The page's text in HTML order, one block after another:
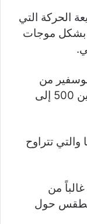
الحركة التي
بشكل موجات
من
الغلاف الجوي وقد يصل عرضها ما بين 500 إلى
والتي تتراوح
من
الطقس حول